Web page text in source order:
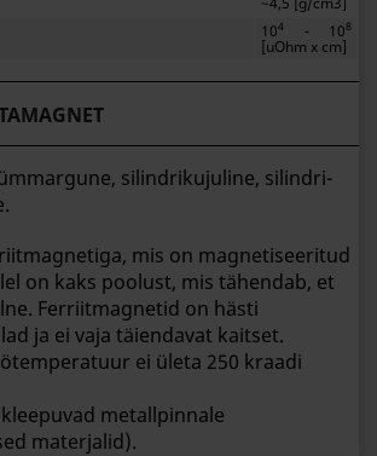
104 - 108
[uOhm x cm]
silindrikujuline, silindri-
mis on magnetiseeritud
on kaks poolust, mis tähendab, et
Ferriitmagnetid on hästi
ja ei vaja täiendavat kaitset.
ei ületa 250 kraadi
metallpinnale
materjalid).